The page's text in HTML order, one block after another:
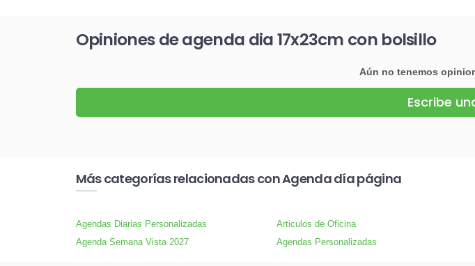
Opiniones de agenda dia 17x23cm con bolsillo
Aún no tenemos
Escribe
Más categorías relacionadas con Agenda día página
Agendas Diarias Personalizadas Articulos de Oficina
Agenda Semana Vista 2027
Agendas Personalizadas